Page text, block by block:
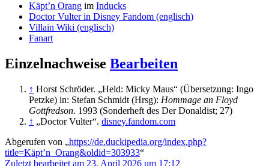
Käpt’n Orang im Inducks
Doctor Vulter in Disney Fandom (englisch)
Villain Wiki (englisch)
Fanart
Einzelnachweise Bearbeiten
↑ Horst Schröder. „Held: Micky Maus“ (Übersetzung: Ingo
Petzke) in: Stefan Schmidt (Hrsg): Hommage an Floyd
Gottfredson. 1993 (Sonderheft des Der Donaldist; 27)
↑ „Doctor Vulter“. disney.fandom.com
Abgerufen von „https://de.duckipedia.org/index.php?
title=Käpt’n_Orang&oldid=303933“
Zuletzt bearbeitet am 23. April 2026 um 17:12